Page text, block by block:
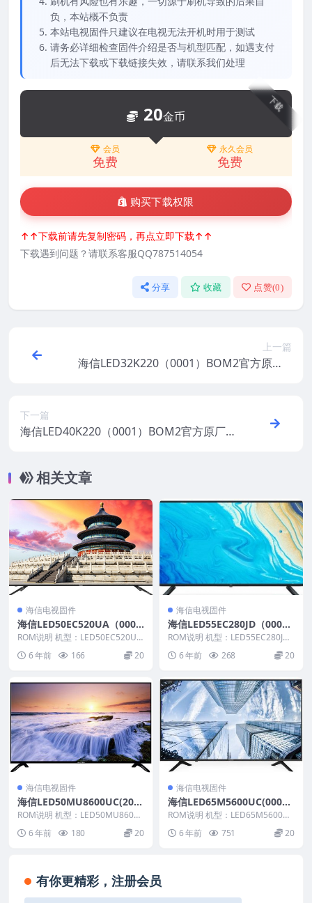
负，本站概不负责
本站电视固件只建议在电视无法开机时用于测试
请务必详细检查固件介绍是否与机型匹配，如遇支付
后无法下载或下载链接失效，请联系我们处理
下载
20金币
会员
免费
永久会员
免费
购买下载权限
↑↑下载前请先复制密码，再点立即下载↑↑
下载遇到问题？请联系客服QQ787514054
分享 收藏 点赞(0)
上一篇
海信LED32K220（0001）BOM2官方原厂U
下一篇
海信LED40K220（0001）BOM2官方原厂U
相关文章
海信电视固件
海信LED50EC520UA（000
4）BOM5_C005_20170222
官方原厂USB刷机电视固件包
ROM说明 机型：LED50EC520UA
固件版本：（0004） BOM：5 ...
6 年前 166 20
海信电视固件
海信LED55EC280JD（000
1）BOM2官方原厂USB刷机
电视固件包
ROM说明 机型：LED55EC280JD
固件版本：（0001） BOM：2 ...
6 年前 268 20
海信电视固件
海信LED50MU8600UC(200
0)BOM3_C005_20161215官
方原厂USB刷机电视固件包
ROM说明 机型：LED50MU8600
UC 固件版本：（2000） BOM：
3... 6 年前 180 20
海信电视固件
海信LED65M5600UC(0001)
BOM2官方原厂USB刷机电视
固件包
ROM说明 机型：LED65M5600UC
固件版本：（0001） BOM：2 ...
6 年前 751 20
有你更精彩，注册会员